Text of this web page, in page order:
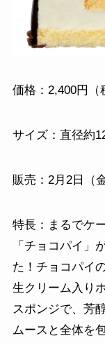
価格：2,400円（
サイズ：直径約
販売：2月2日（
特長：まるでケ
「チョコパイ」
た！チョコパイ
生クリーム入り
スポンジで、芳
ムースと全体を